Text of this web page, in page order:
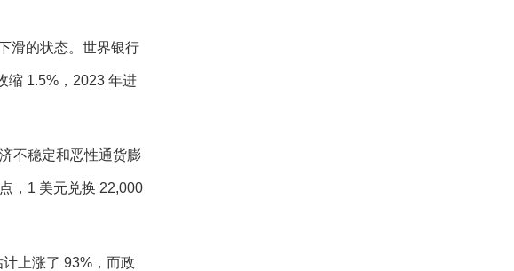
滑的状态。世界银行
缩 1.5%，2023 年进
不稳定和恶性通货膨
，1 美元兑换 22,000
上涨了 93%，而政